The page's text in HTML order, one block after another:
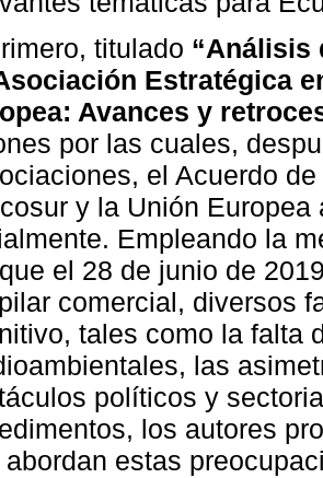
titulado “Análisis
Estratégica
Avances y
por las cuales,
el Acuerdo
y la Unión
Empleando la
el 28 de junio de
comercial, diversos
tales como la falta
las
políticos y
los autores
abordan estas